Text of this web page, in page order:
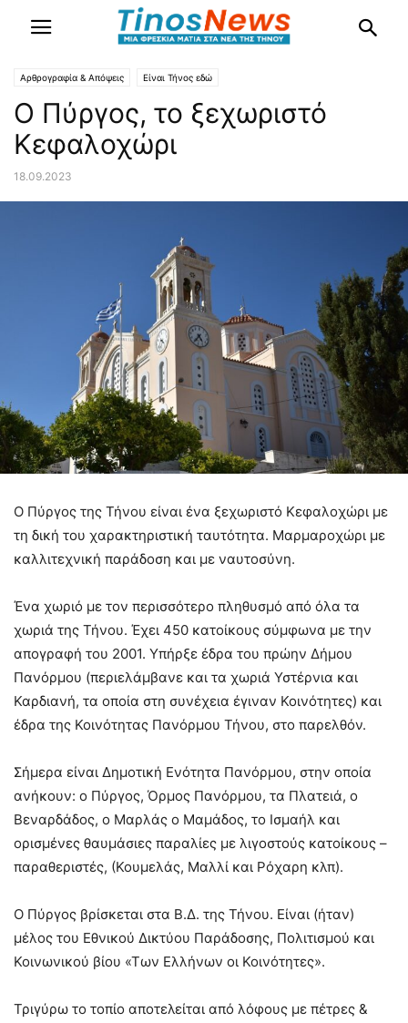
Αρθρογραφία & Απόψεις Είναι Τήνος εδώ
Ο Πύργος, το ξεχωριστό
Κεφαλοχώρι
18.09.2023
Ο Πύργος της Τήνου είναι ένα ξεχωριστό Κεφαλοχώρι με
τη δική του χαρακτηριστική ταυτότητα. Μαρμαροχώρι με
καλλιτεχνική παράδοση και με ναυτοσύνη.
Ένα χωριό με τον περισσότερο πληθυσμό από όλα τα
χωριά της Τήνου. Έχει 450 κατοίκους σύμφωνα με την
απογραφή του 2001. Υπήρξε έδρα του πρώην Δήμου
Πανόρμου (περιελάμβανε και τα χωριά Υστέρνια και
Καρδιανή, τα οποία στη συνέχεια έγιναν Κοινότητες) και
έδρα της Κοινότητας Πανόρμου Τήνου, στο παρελθόν.
Σήμερα είναι Δημοτική Ενότητα Πανόρμου, στην οποία
ανήκουν: ο Πύργος, Όρμος Πανόρμου, τα Πλατειά, ο
Βεναρδάδος, ο Μαρλάς ο Μαμάδος, το Ισμαήλ και
ορισμένες θαυμάσιες παραλίες με λιγοστούς κατοίκους –
παραθεριστές, (Κουμελάς, Μαλλί και Ρόχαρη κλπ).
Ο Πύργος βρίσκεται στα Β.Δ. της Τήνου. Είναι (ήταν)
μέλος του Εθνικού Δικτύου Παράδοσης, Πολιτισμού και
Κοινωνικού βίου «Των Ελλήνων οι Κοινότητες».
Τριγύρω το τοπίο αποτελείται από λόφους με πέτρες &